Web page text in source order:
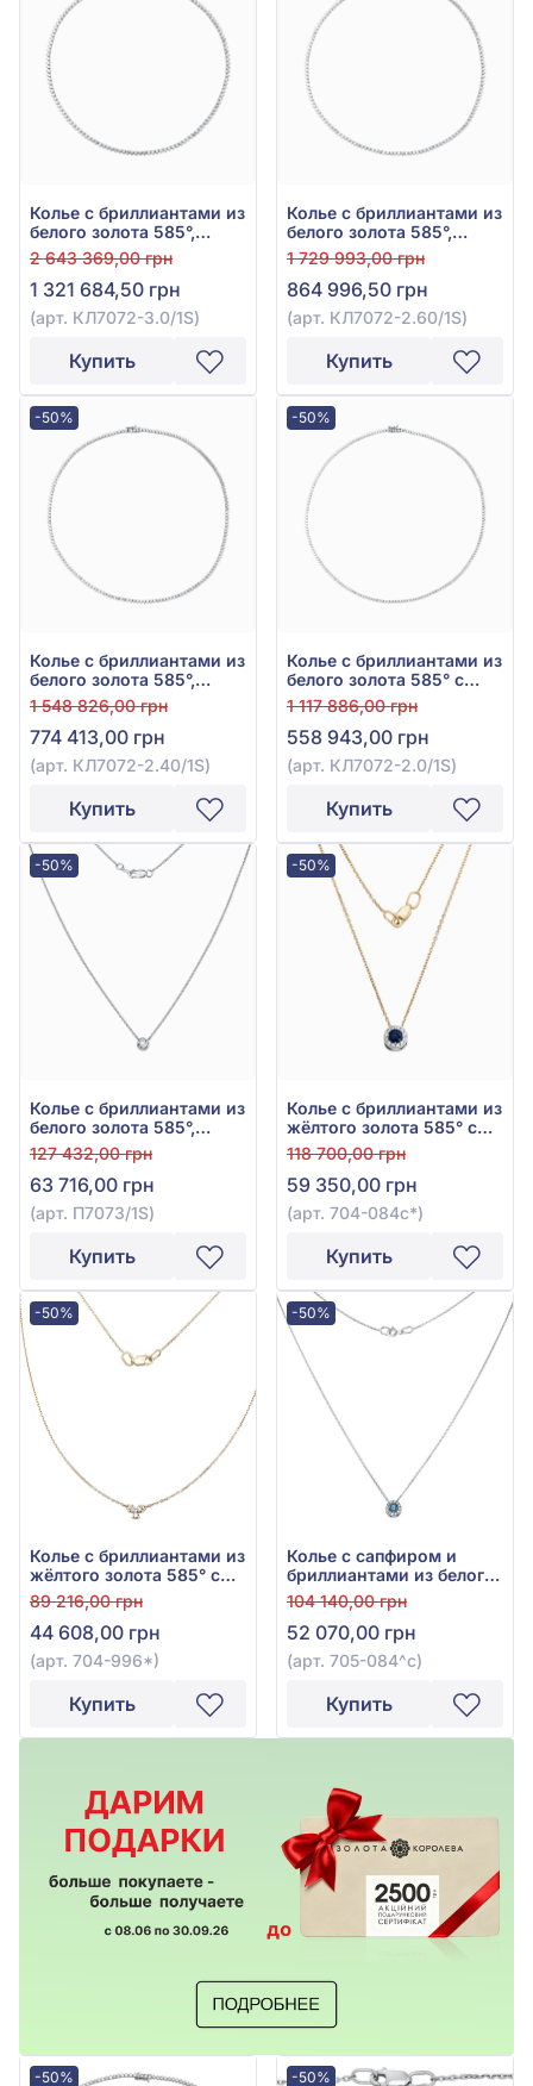
Колье с бриллиантами из
белого золота 585°,
бриллиант 14,37ct, арт.
КЛ7072-3.0/1S
2 643 369,00 грн
1 321 684,50 грн
(арт. КЛ7072-3.0/1S)
Купить
Колье с бриллиантами из
белого золота 585°,
Бриллиант 10,85ct, арт.
КЛ7072-2.60/1S
1 729 993,00 грн
864 996,50 грн
(арт. КЛ7072-2.60/1S)
Купить
-50%
Колье с бриллиантами из
белого золота 585°,
Бриллиант 9,73ct, арт.
КЛ7072-2.40/1S
1 548 826,00 грн
774 413,00 грн
(арт. КЛ7072-2.40/1S)
Купить
-50%
Колье с бриллиантами из
белого золота 585° с
бриллиантом 6,16ct, арт.
КЛ7072-2.0/1S
1 117 886,00 грн
558 943,00 грн
(арт. КЛ7072-2.0/1S)
Купить
-50%
Колье с бриллиантами из
белого золота 585°,
Бриллиант 0,4ct, арт.
П7073/1S
127 432,00 грн
63 716,00 грн
(арт. П7073/1S)
Купить
-50%
Колье с бриллиантами из
жёлтого золота 585° с
синим сапфиром 0,4ct и
бриллиантом 0,12ct, арт.
704-084с*
118 700,00 грн
59 350,00 грн
(арт. 704-084с*)
Купить
-50%
Колье с бриллиантами из
жёлтого золота 585° с
бриллиантом 0,16ct, арт.
704-996*
89 216,00 грн
44 608,00 грн
(арт. 704-996*)
Купить
-50%
Колье с сапфиром и
бриллиантами из белого
золота 585°, арт. 705-
084^c
104 140,00 грн
52 070,00 грн
(арт. 705-084^c)
Купить
-50% -50%